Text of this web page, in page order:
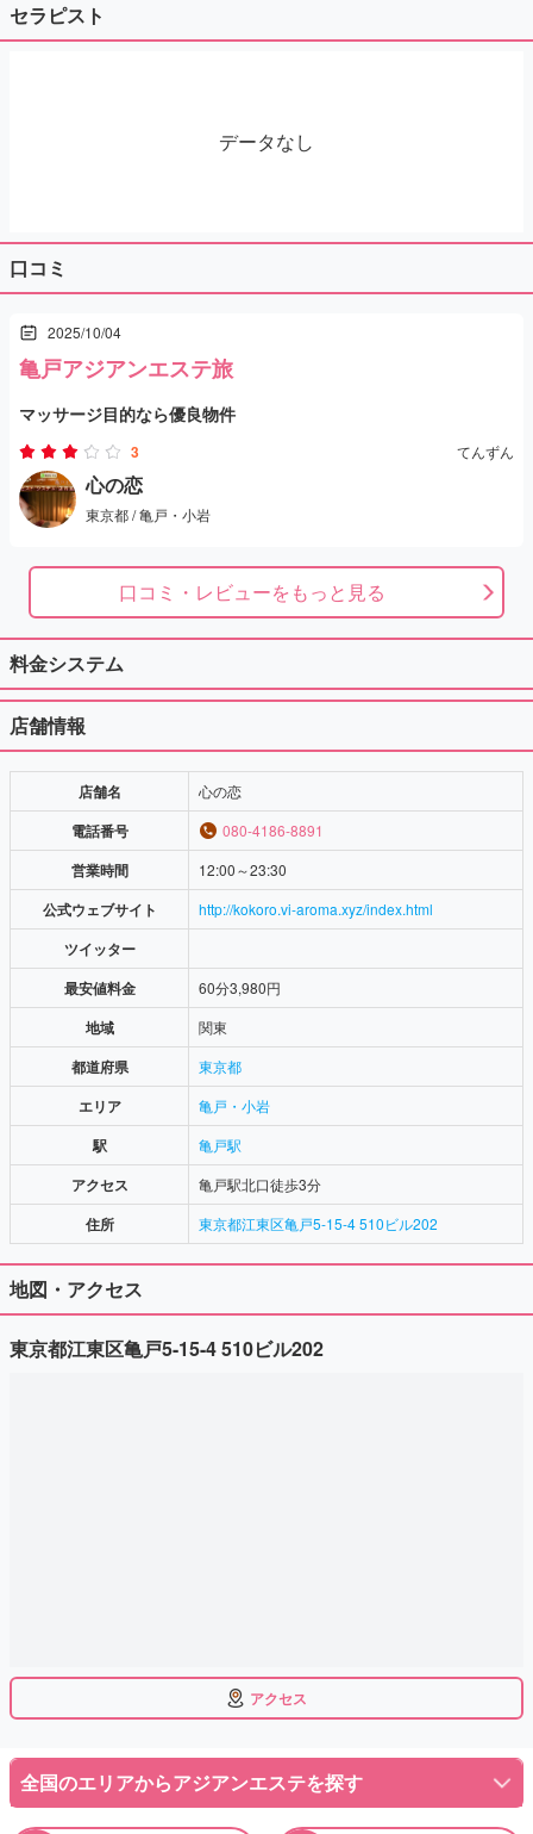
セラピスト
データなし
口コミ
2025/10/04
亀戸アジアンエステ旅
マッサージ目的なら優良物件
3 てんずん
心の恋
東京都 / 亀戸・小岩
口コミ・レビューをもっと見る
料金システム
店舗情報
店舗名 心の恋
電話番号 080-4186-8891
営業時間 12:00～23:30
公式ウェブサイト http://kokoro.vi-aroma.xyz/index.html
ツイッター
最安値料金
60分3,980円
地域 関東
都道府県 東京都
エリア 亀戸・小岩
駅 亀戸駅
アクセス 亀戸駅北口徒歩3分
住所 東京都江東区亀戸5-15-4 510ビル202
地図・アクセス
東京都江東区亀戸5-15-4 510ビル202
アクセス
全国のエリアからアジアンエステを探す